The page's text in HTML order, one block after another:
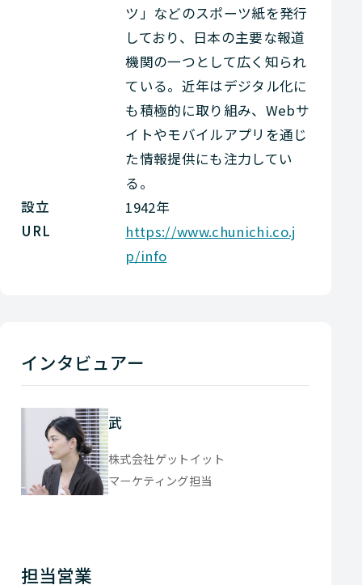
ツ」などのスポーツ紙を発行
しており、日本の主要な報道
機関の一つとして広く知られ
ている。近年はデジタル化に
も積極的に取り組み、Webサ
イトやモバイルアプリを通じ
た情報提供にも注力してい
る。
設立
1942年
URL
https://www.chunichi.co.j
p/info
インタビュアー
武
株式会社ゲットイット
マーケティング担当
担当営業